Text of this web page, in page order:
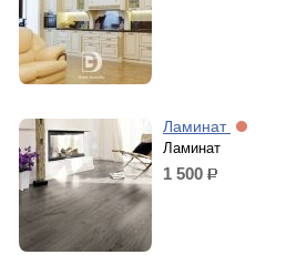
Ламинат
Ламинат
1 500 р.